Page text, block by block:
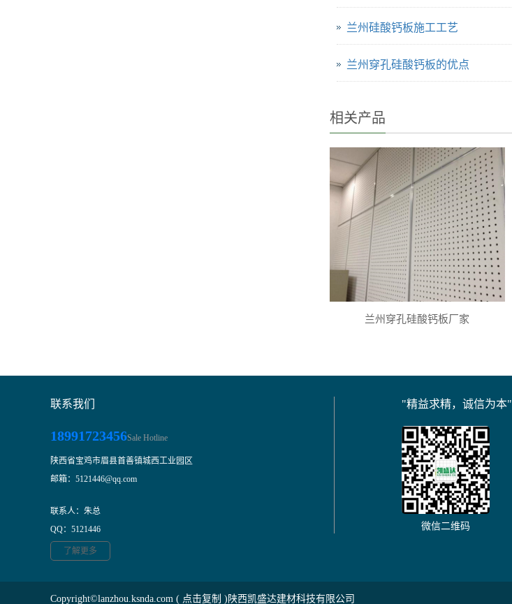
兰州硅酸钙板施工工艺
兰州穿孔硅酸钙板的优点
相关产品
兰州穿孔硅酸钙板厂家
联系我们
18991723456Sale Hotline
陕西省宝鸡市眉县首善镇城西工业园区
邮箱：5121446@qq.com
联系人：朱总
QQ：5121446
了解更多
"精益求精，诚信为本"
微信二维码
Copyright©lanzhou.ksnda.com ( 点击复制 )陕西凯盛达建材科技有限公司